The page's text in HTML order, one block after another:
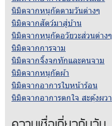
นิมิตจากหนูกัดตามวันต่างๆ
นิมิตจากสัตว์มาสู่บ้าน
นิมิตจากหนูกัดอวัยวะส่วนต่างๆ
นิมิตจากการจาม
นิมิตจากจิ้งจกทักและคนจาม
นิมิตจากหนูกัดผ้า
นิมิตจากอาการใบหน้าร้อน
นิมิตจากอาการตกใจ สะดุ้งผวา